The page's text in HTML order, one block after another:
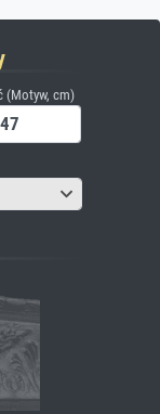
(Motyw, cm)